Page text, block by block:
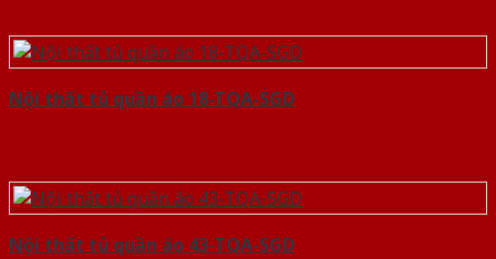
Nội thất tủ quần áo 18-TQA-SGD
Nội thất tủ quần áo 43-TQA-SGD